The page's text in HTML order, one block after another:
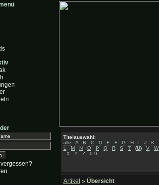
Titelauswahl:
alle
A B C D E F G H I J
K
L
M N O P Q R S T (U) V
W
X
Y Z 0-9
Artikel » Übersicht